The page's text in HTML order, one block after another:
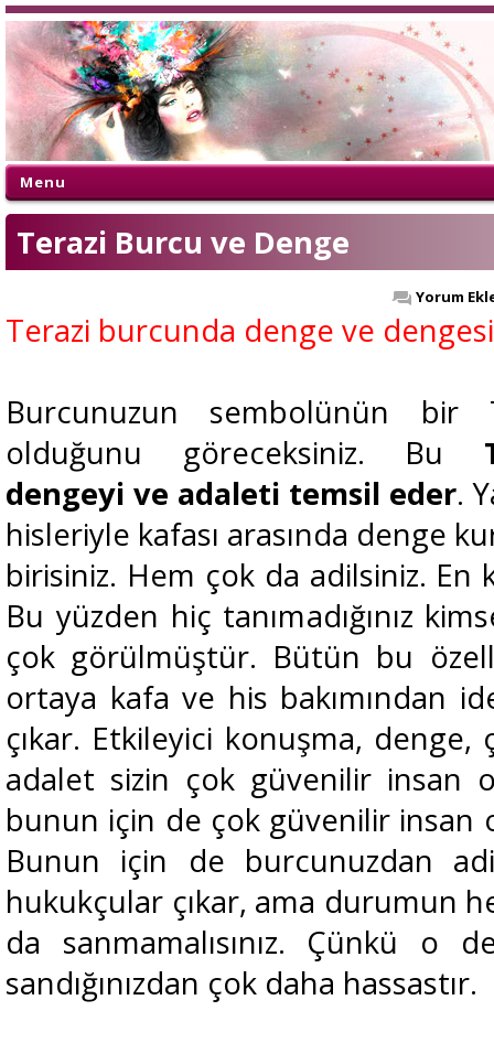
Menu
Terazi Burcu ve Denge
Yorum
Terazi burcunda denge ve
Burcunuzun sembolünün bir
olduğunu göreceksiniz. Bu
dengeyi ve adaleti temsil eder.
hisleriyle kafası arasında denge
birisiniz. Hem çok da adilsiniz. En
Bu yüzden hiç tanımadığınız
çok görülmüştür. Bütün bu
ortaya kafa ve his bakımından
çıkar. Etkileyici konuşma,
adalet sizin çok güvenilir insan
bunun için de çok güvenilir insan
Bunun için de burcunuzdan
hukukçular çıkar, ama durumun
da sanmamalısınız. Çünkü o
sandığınızdan çok daha hassastır.